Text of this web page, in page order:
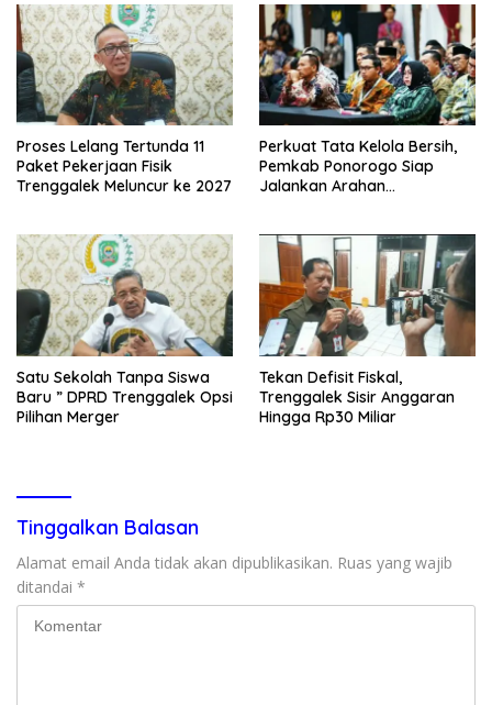
Proses Lelang Tertunda 11
Paket Pekerjaan Fisik
Trenggalek Meluncur ke 2027
Perkuat Tata Kelola Bersih,
Pemkab Ponorogo Siap
Jalankan Arahan
Satu Sekolah Tanpa Siswa
Baru ” DPRD Trenggalek Opsi
Pilihan Merger
Tekan Defisit Fiskal,
Trenggalek Sisir Anggaran
Hingga Rp30 Miliar
Tinggalkan Balasan
Alamat email Anda tidak akan dipublikasikan. Ruas yang wajib
ditandai *